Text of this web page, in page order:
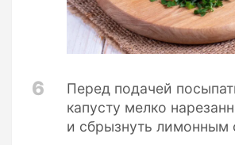
6
Перед подачей
капусту мелко
и сбрызнуть лимонным